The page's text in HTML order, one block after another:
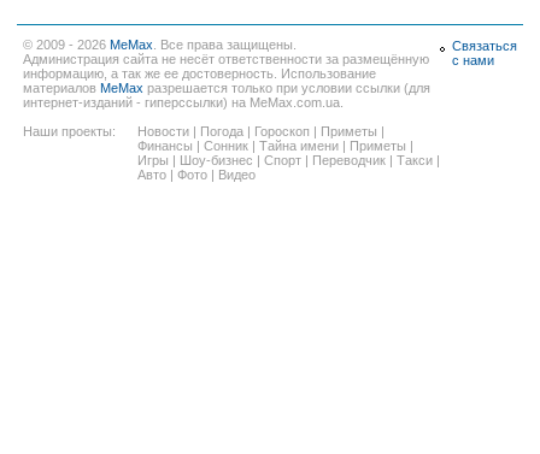
© 2009 - 2026 MeMax . Все права защищены.
Администрация сайта не несёт ответственности за размещённую
информацию, а так же ее достоверность. Использование
материалов MeMax разрешается только при условии ссылки (для
интернет-изданий - гиперссылки) на MeMax.com.ua.
Наши проекты:
Новости | Погода | Гороскоп | Приметы |
Финансы | Сонник | Тайна имени | Приметы |
Игры | Шоу-бизнес | Спорт | Переводчик | Такси |
Авто | Фото | Видео
Связаться
с нами